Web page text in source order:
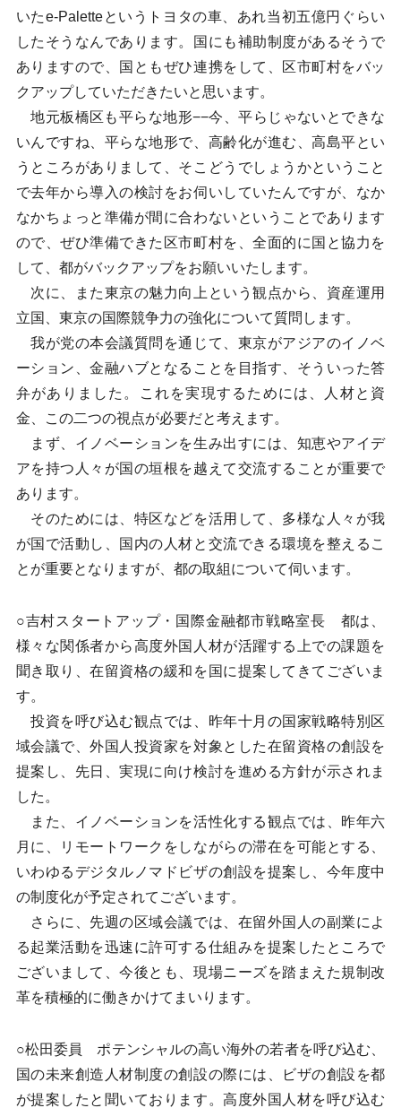
いたe-Paletteというトヨタの車、あれ当初五億円ぐらい
したそうなんであります。国にも補助制度があるそうで
ありますので、国ともぜひ連携をして、区市町村をバッ
クアップしていただきたいと思います。
地元板橋区も平らな地形−−今、平らじゃないとできな
いんですね、平らな地形で、高齢化が進む、高島平とい
うところがありまして、そこどうでしょうかということ
で去年から導入の検討をお伺いしていたんですが、なか
なかちょっと準備が間に合わないということであります
ので、ぜひ準備できた区市町村を、全面的に国と協力を
して、都がバックアップをお願いいたします。
次に、また東京の魅力向上という観点から、資産運用
立国、東京の国際競争力の強化について質問します。
我が党の本会議質問を通じて、東京がアジアのイノベ
ーション、金融ハブとなることを目指す、そういった答
弁がありました。これを実現するためには、人材と資
金、この二つの視点が必要だと考えます。
まず、イノベーションを生み出すには、知恵やアイデ
アを持つ人々が国の垣根を越えて交流することが重要で
あります。
そのためには、特区などを活用して、多様な人々が我
が国で活動し、国内の人材と交流できる環境を整えるこ
とが重要となりますが、都の取組について伺います。
○吉村スタートアップ・国際金融都市戦略室長 都は、
様々な関係者から高度外国人材が活躍する上での課題を
聞き取り、在留資格の緩和を国に提案してきてございま
す。
投資を呼び込む観点では、昨年十月の国家戦略特別区
域会議で、外国人投資家を対象とした在留資格の創設を
提案し、先日、実現に向け検討を進める方針が示されま
した。
また、イノベーションを活性化する観点では、昨年六
月に、リモートワークをしながらの滞在を可能とする、
いわゆるデジタルノマドビザの創設を提案し、今年度中
の制度化が予定されてございます。
さらに、先週の区域会議では、在留外国人の副業によ
る起業活動を迅速に許可する仕組みを提案したところで
ございまして、今後とも、現場ニーズを踏まえた規制改
革を積極的に働きかけてまいります。
○松田委員 ポテンシャルの高い海外の若者を呼び込む、
国の未来創造人材制度の創設の際には、ビザの創設を都
が提案したと聞いております。高度外国人材を呼び込む